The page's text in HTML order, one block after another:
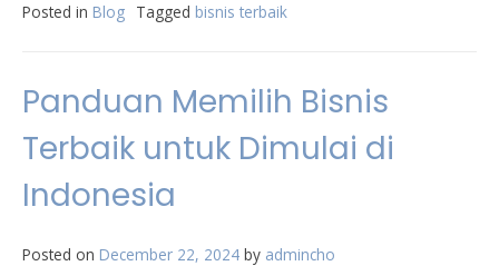
Posted in Blog Tagged bisnis terbaik
Panduan Memilih Bisnis
Terbaik untuk Dimulai di
Indonesia
Posted on December 22, 2024 by admincho